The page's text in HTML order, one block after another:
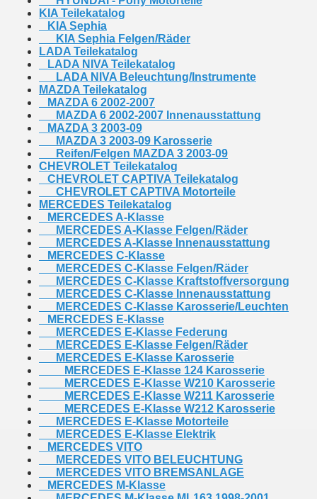
KIA Teilekatalog
KIA Sephia
KIA Sephia Felgen/Räder
LADA Teilekatalog
LADA NIVA Teilekatalog
LADA NIVA Beleuchtung/Instrumente
MAZDA Teilekatalog
MAZDA 6 2002-2007
MAZDA 6 2002-2007 Innenausstattung
MAZDA 3 2003-09
MAZDA 3 2003-09 Karosserie
Reifen/Felgen MAZDA 3 2003-09
CHEVROLET Teilekatalog
CHEVROLET CAPTIVA Teilekatalog
CHEVROLET CAPTIVA Motorteile
MERCEDES Teilekatalog
MERCEDES A-Klasse
MERCEDES A-Klasse Felgen/Räder
MERCEDES A-Klasse Innenausstattung
MERCEDES C-Klasse
MERCEDES C-Klasse Felgen/Räder
MERCEDES C-Klasse Kraftstoffversorgung
MERCEDES C-Klasse Innenausstattung
MERCEDES C-Klasse Karosserie/Leuchten
MERCEDES E-Klasse
MERCEDES E-Klasse Federung
MERCEDES E-Klasse Felgen/Räder
MERCEDES E-Klasse Karosserie
MERCEDES E-Klasse 124 Karosserie
MERCEDES E-Klasse W210 Karosserie
MERCEDES E-Klasse W211 Karosserie
MERCEDES E-Klasse W212 Karosserie
MERCEDES E-Klasse Motorteile
MERCEDES E-Klasse Elektrik
MERCEDES VITO
MERCEDES VITO BELEUCHTUNG
MERCEDES VITO BREMSANLAGE
MERCEDES M-Klasse